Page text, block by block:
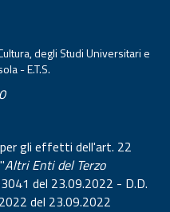
degli Studi Universitari e
- E.T.S.
gli effetti dell'art. 22
Altri Enti del Terzo
del 23.09.2022 - D.D.
del 23.09.2022